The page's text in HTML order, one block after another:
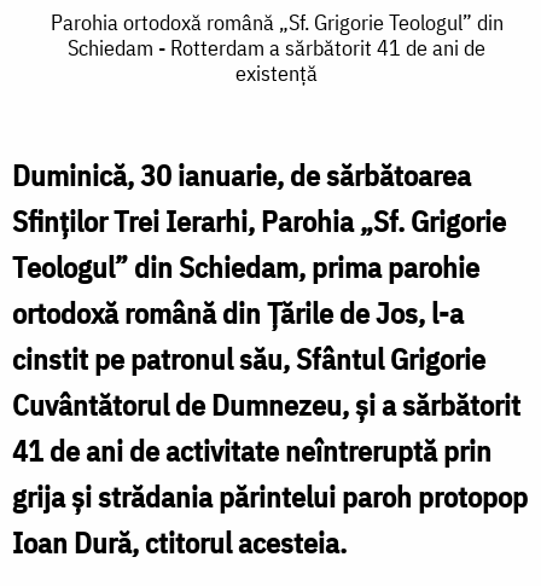
Parohia
ortodoxă
Grigorie
Teologul”
din
Schiedam
-
Rotterdam
a
sărbătorit
Parohia ortodoxă română „Sf. Grigorie Teologul” din
Schiedam - Rotterdam a sărbătorit 41 de ani de
existență
Duminică, 30 ianuarie, de sărbătoarea
Sfinților Trei Ierarhi, Parohia „Sf. Grigorie
Teologul” din Schiedam, prima parohie
ortodoxă română din Țările de Jos, l-a
cinstit pe patronul său, Sfântul Grigorie
Cuvântătorul de Dumnezeu, și a sărbătorit
41 de ani de activitate neîntreruptă prin
grija și strădania părintelui paroh protopop
Ioan Dură, ctitorul acesteia.